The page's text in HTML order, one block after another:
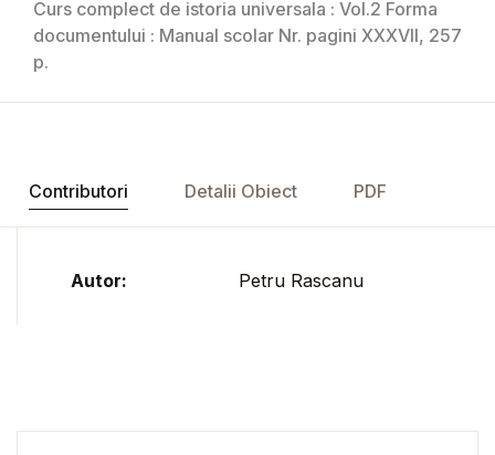
Curs complect de istoria universala : Vol.2 Forma
documentului : Manual scolar Nr. pagini XXXVII, 257
p.
Contributori Detalii Obiect PDF
Autor: Petru Rascanu